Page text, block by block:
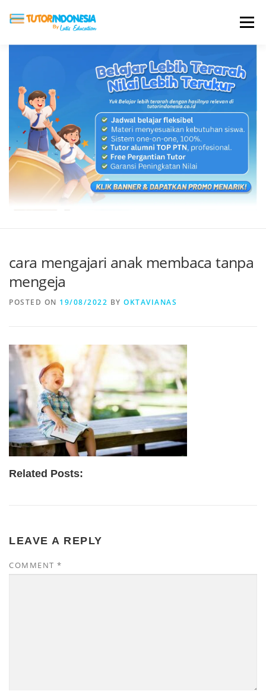
Menu
ABOUT US JADI PENGAJAR
BIAYA LES TESTIMONI PROFIL ALUMNI
BLOG DAFTAR SEKOLAH
cara mengajari anak membaca tanpa
mengeja
POSTED ON 19/08/2022 BY OKTAVIANAS
Related Posts:
LEAVE A REPLY
COMMENT *